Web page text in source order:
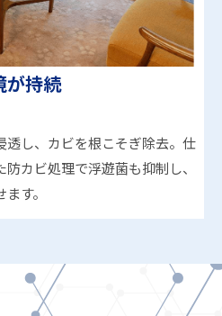
が持続
透し、カビを根こそぎ除去。仕
カビ処理で浮遊菌も抑制し、
す。